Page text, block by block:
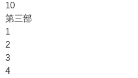
10
第三部
1
2
3
4